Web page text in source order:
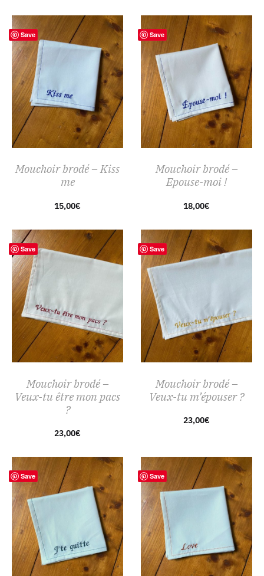
Save
Mouchoir brodé – Kiss
me
15,00€
Save
Mouchoir brodé –
Epouse-moi !
18,00€
Save
Mouchoir brodé –
Veux-tu être mon pacs
?
23,00€
Save
Mouchoir brodé –
Veux-tu m’épouser ?
23,00€
Save Save